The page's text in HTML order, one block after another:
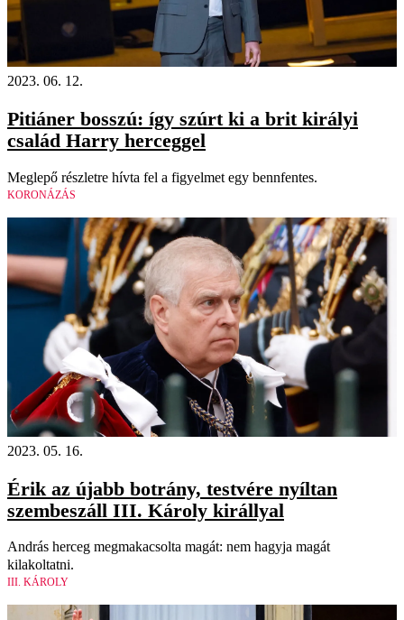
2023. 06. 12.
Pitiáner bosszú: így szúrt ki a brit királyi
család Harry herceggel
Meglepő részletre hívta fel a figyelmet egy bennfentes.
KORONÁZÁS
2023. 05. 16.
Érik az újabb botrány, testvére nyíltan
szembeszáll III. Károly királlyal
András herceg megmakacsolta magát: nem hagyja magát
kilakoltatni.
III. KÁROLY